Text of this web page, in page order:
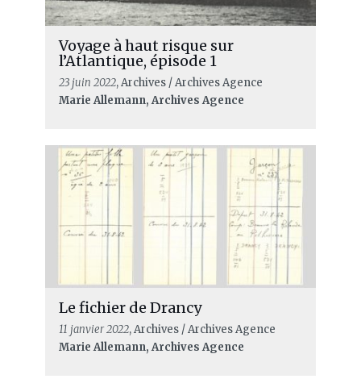
Voyage à haut risque sur
l’Atlantique, épisode 1
23 juin 2022, Archives / Archives Agence
Marie Allemann, Archives Agence
Le fichier de Drancy
11 janvier 2022, Archives / Archives Agence
Marie Allemann, Archives Agence